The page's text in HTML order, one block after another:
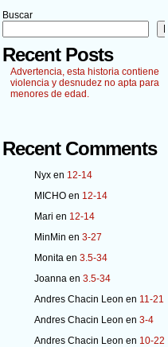
Buscar
Recent Posts
Advertencia, esta historia contiene
violencia y desnudez no apta para
menores de edad.
Recent Comments
Nyx en 12-14
MICHO en 12-14
Mari en 12-14
MinMin en 3-27
Monita en 3.5-34
Joanna en 3.5-34
Andres Chacin Leon en 11-21
Andres Chacin Leon en 3-4
Andres Chacin Leon en 10-22